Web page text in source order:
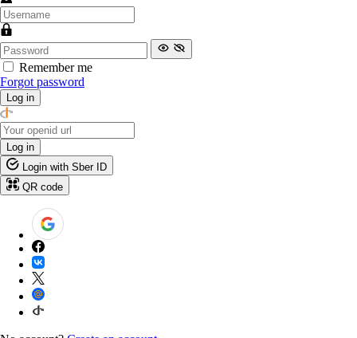
Remember me
Forgot password
Log in
Log in
Login with Sber ID
QR code